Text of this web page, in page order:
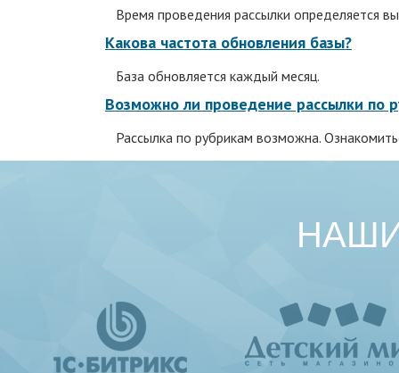
Время проведения рассылки определяется
Какова частота обновления базы?
База обновляется каждый месяц.
Возможно ли проведение рассылки по
Рассылка по рубрикам возможна.